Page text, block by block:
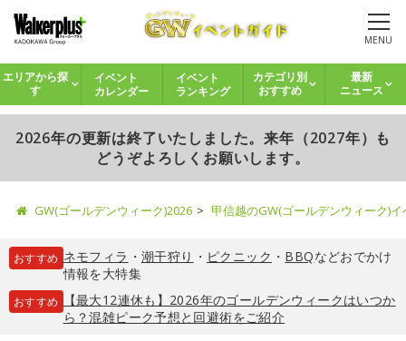
MENU
エリアから探
す
イベント
カレンダー
イベント
ランキング
カテゴリ別
おすすめ
最新
ニュース
2026年の更新は終了いたしました。来年（2027年）も
どうぞよろしくお願いします。
GW(ゴールデンウィーク)2026 甲信越のGW(ゴールデンウィーク)
おすすめ ネモフィラ ・ 潮干狩り ・ ピクニック ・ BBQなどおでかけ
情報を大特集
おすすめ
【最大12連休も】2026年のゴールデンウィークはいつか
ら？混雑ピーク予想と回避術をご紹介